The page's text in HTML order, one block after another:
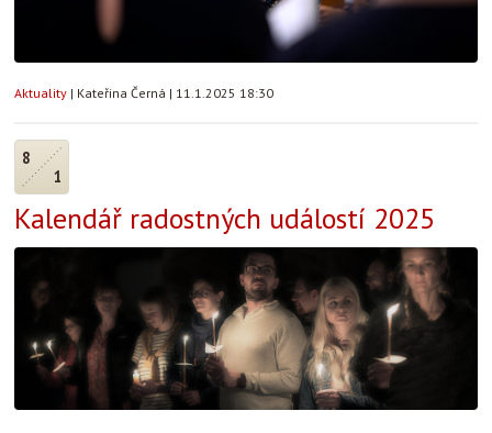
Aktuality | Kateřina Černá | 11.1.2025 18:30
8
1
Kalendář radostných událostí 2025